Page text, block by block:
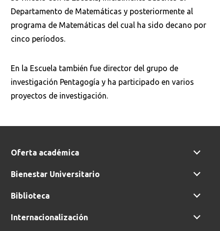
Departamento de Matemáticas y posteriormente al
programa de Matemáticas del cual ha sido decano por
cinco períodos.
En la Escuela también fue director del grupo de
investigación Pentagogía y ha participado en varios
proyectos de investigación.
Oferta académica
Bienestar Universitario
Biblioteca
Internacionalización